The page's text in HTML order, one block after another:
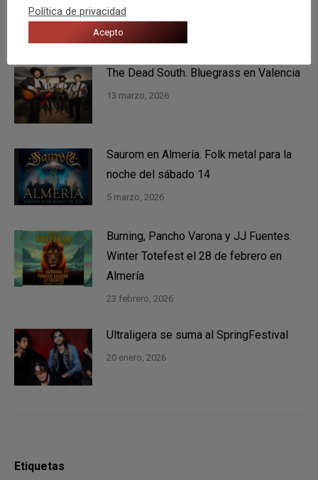
mayo con Aitana
11 mayo, 2026
The Dead South. Bluegrass en Valencia
13 marzo, 2026
Saurom en Almería. Folk metal para la
noche del sábado 14
5 marzo, 2026
Burning, Pancho Varona y JJ Fuentes.
Winter Totefest el 28 de febrero en
Almería
23 febrero, 2026
Ultraligera se suma al SpringFestival
20 enero, 2026
Etiquetas
Política de privacidad
Acepto